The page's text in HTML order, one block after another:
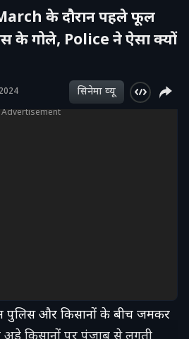
के दौरान पहले फूल
के गोले, Police ने ऐसा क्यों
2024 सिनेमा व्‍यू
Advertisement
पुलिस और किसानों के बीच जमकर